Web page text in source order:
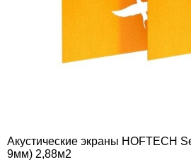
Акустические экраны HOFTECH
9мм) 2,88м2